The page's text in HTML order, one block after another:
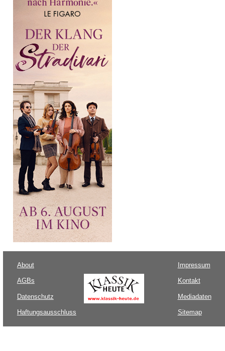
About
AGBs
Datenschutz
Haftungsausschluss
Impressum
Kontakt
Mediadaten
Sitemap